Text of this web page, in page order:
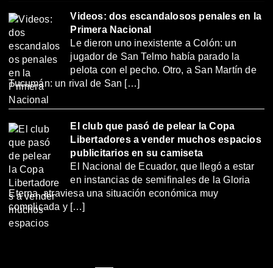
Videos: dos escandalosos penales en la
Primera Nacional
Le dieron uno inexistente a Colón: un
jugador de San Telmo había parado la
pelota con el pecho. Otro, a San Martín de
Tucumán: un rival de San […]
El club que pasó de pelear la Copa
Libertadores a vender muchos espacios
publicitarios en su camiseta
El Nacional de Ecuador, que llegó a estar
en instancias de semifinales de la Gloria
Eterna, atraviesa una situación económica muy
complicada y […]